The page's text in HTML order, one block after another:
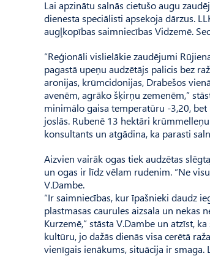
Lai apzinātu salnās cietušo augu
dienesta speciālisti apsekoja dārzus.
augļkopības saimniecības Vidze­mē.
“Reģionāli vislielākie zaudējumi
pagastā upeņu audzētājs palicis bez
aronijas, krūmcidonijas, Drabešos
avenēm, agrāko šķirņu zemenēm,”
minimālo gaisa temperatūru -3,20,
joslās. Rubenē 13 hektāri
konsultants un atgādina, ka parasti
Aizvien vairāk ogas tiek audzētas
un ogas ir līdz vēlam rudenim. “Ne
V.Dambe.
“Ir saimniecības, kur īpašnieki daudz
plastmasas caurules aizsala un nekas
Kurzemē,” stāsta V.Dambe un atzīst,
kultūru, jo dažās dienās visa cerētā
vienīgais ienākums, situācija ir